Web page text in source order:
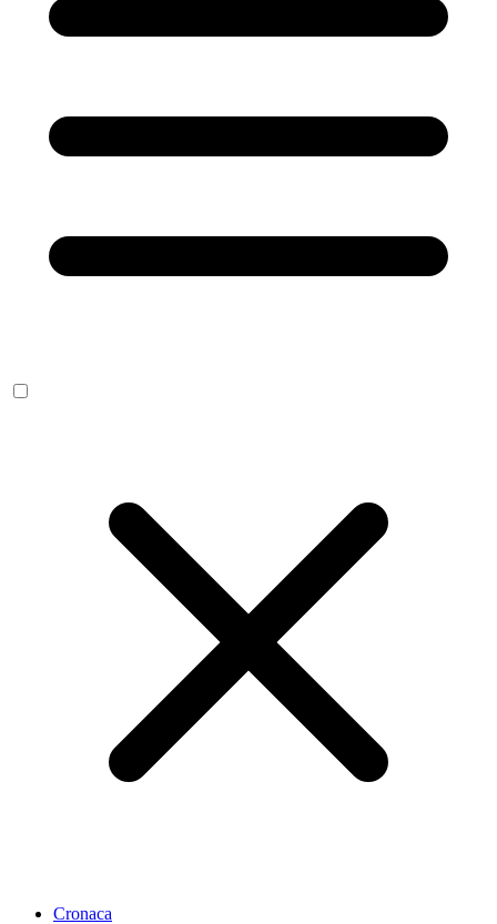
Cronaca